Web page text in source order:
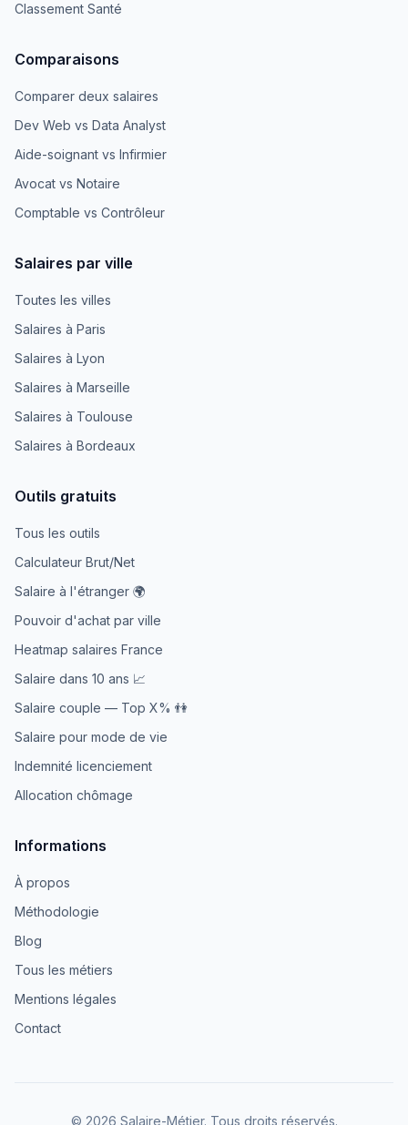
Classement Santé
Comparaisons
Comparer deux salaires
Dev Web vs Data Analyst
Aide-soignant vs Infirmier
Avocat vs Notaire
Comptable vs Contrôleur
Salaires par ville
Toutes les villes
Salaires à Paris
Salaires à Lyon
Salaires à Marseille
Salaires à Toulouse
Salaires à Bordeaux
Outils gratuits
Tous les outils
Calculateur Brut/Net
Salaire à l'étranger 🌍
Pouvoir d'achat par ville
Heatmap salaires France
Salaire dans 10 ans 📈
Salaire couple — Top X% 👫
Salaire pour mode de vie
Indemnité licenciement
Allocation chômage
Informations
À propos
Méthodologie
Blog
Tous les métiers
Mentions légales
Contact
© 2026 Salaire-Métier. Tous droits réservés.